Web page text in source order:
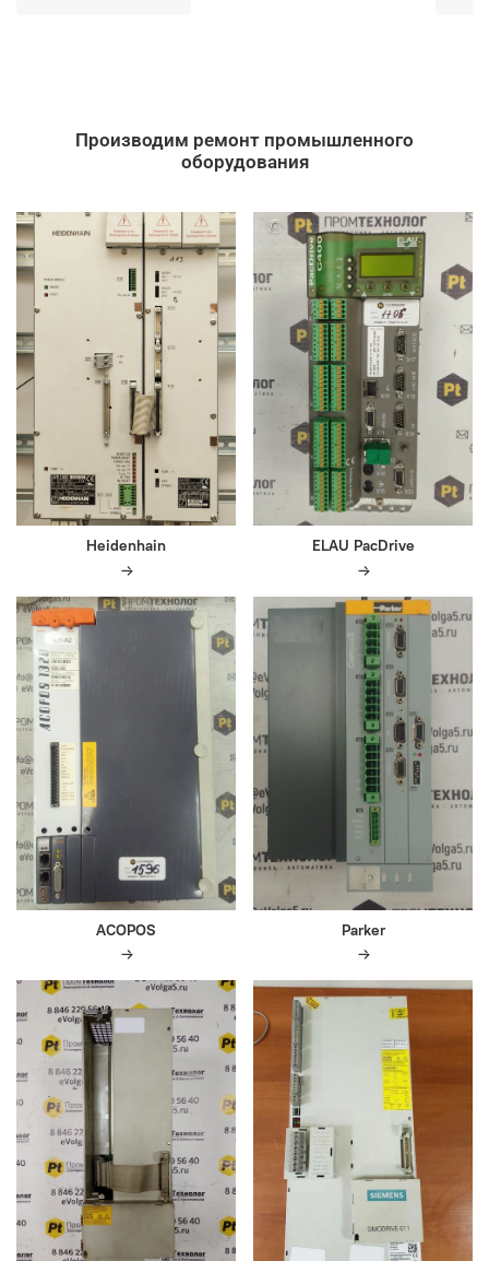
Производим ремонт промышленного
оборудования
Heidenhain ELAU PacDrive
ACOPOS Parker